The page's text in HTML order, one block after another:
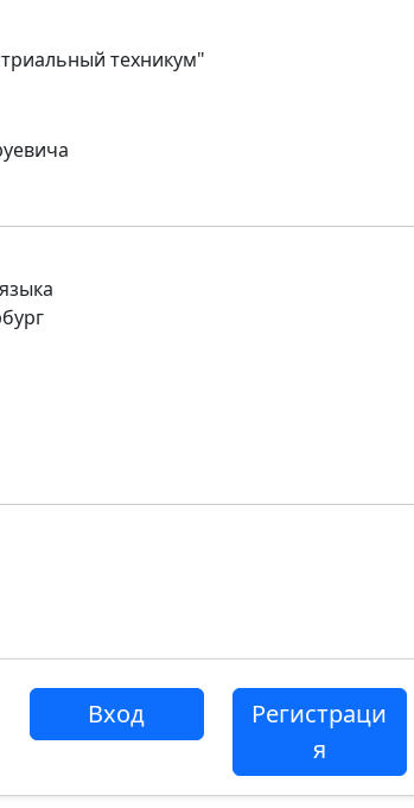
техникум"
Вход
Регистраци
я